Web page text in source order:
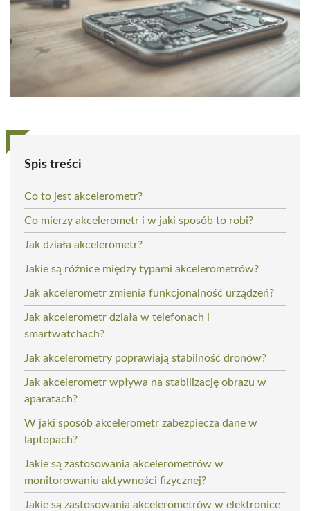
Spis treści
Co to jest akcelerometr?
Co mierzy akcelerometr i w jaki sposób to robi?
Jak działa akcelerometr?
Jakie są różnice między typami akcelerometrów?
Jak akcelerometr zmienia funkcjonalność urządzeń?
Jak akcelerometr działa w telefonach i
smartwatchach?
Jak akcelerometry poprawiają stabilność dronów?
Jak akcelerometr wpływa na stabilizację obrazu w
aparatach?
W jaki sposób akcelerometr zabezpiecza dane w
laptopach?
Jakie są zastosowania akcelerometrów w
monitorowaniu aktywności fizycznej?
Jakie są zastosowania akcelerometrów w elektronice